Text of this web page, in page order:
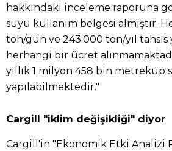
hakkındaki inceleme raporuna
suyu kullanım belgesi almıştır.
ton/gün ve 243.000 ton/yıl tahsis
herhangi bir ücret
yıllık 1 milyon 458 bin metreküp
yapılabilmektedir."
Cargill "iklim değişikliği" diyor
Cargill'in "Ekonomik Etki Analizi